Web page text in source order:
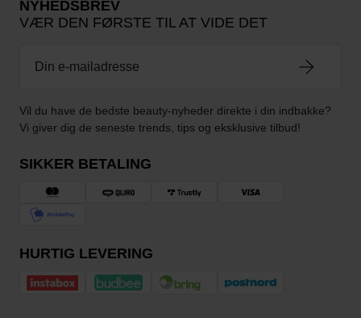
NYHEDSBREV
VÆR DEN FØRSTE TIL AT VIDE DET
Vil du have de bedste beauty-nyheder direkte i din indbakke?
Vi giver dig de seneste trends, tips og eksklusive tilbud!
SIKKER BETALING
HURTIG LEVERING